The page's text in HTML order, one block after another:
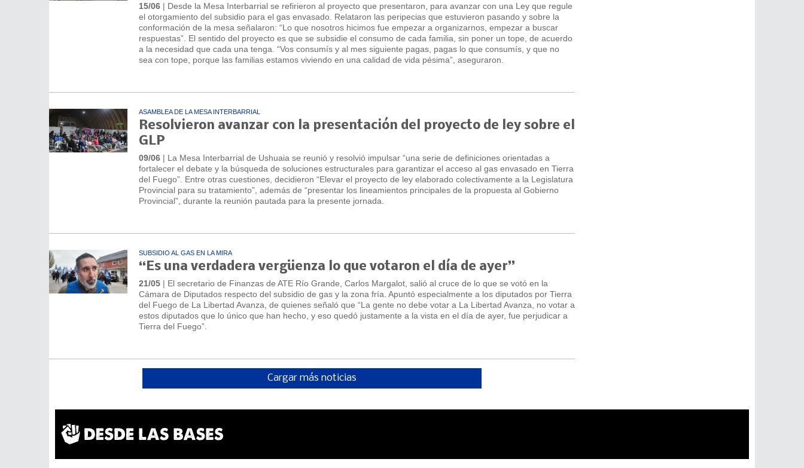
15/06| Desde la Mesa Interbarrial se refirieron al proyecto que presentaron, para avanzar con una Ley que regule
el otorgamiento del subsidio para el gas envasado. Relataron las peripecias que estuvieron pasando y sobre la
conformación de la mesa señalaron: “Lo que nosotros hicimos fue empezar a organizarnos, empezar a buscar
respuestas”. El sentido del proyecto es que se subsidie el consumo de cada familia, sin poner un tope, de acuerdo
a la necesidad que cada una tenga. “Vos consumís y al mes siguiente pagas, pagas lo que consumís, y que no
sea con tope, porque las familias estamos viviendo en una calidad de vida pésima”, aseguraron.
ASAMBLEA DE LA MESA INTERBARRIAL
Resolvieron avanzar con la presentación del proyecto de ley sobre el
GLP
09/06| La Mesa Interbarrial de Ushuaia se reunió y resolvió impulsar “una serie de definiciones orientadas a
fortalecer el debate y la búsqueda de soluciones estructurales para garantizar el acceso al gas envasado en Tierra
del Fuego”. Entre otras cuestiones, decidieron “Elevar el proyecto de ley elaborado colectivamente a la Legislatura
Provincial para su tratamiento”, además de “presentar los lineamientos principales de la propuesta al Gobierno
Provincial”, durante la reunión pautada para la presente jornada.
SUBSIDIO AL GAS EN LA MIRA
“Es una verdadera vergüenza lo que votaron el día de ayer”
21/05| El secretario de Finanzas de ATE Río Grande, Carlos Margalot, salió al cruce de lo que se votó en la
Cámara de Diputados respecto del subsidio de gas y la zona fría. Apuntó especialmente a los diputados por Tierra
del Fuego de La Libertad Avanza, de quienes señaló que “La gente no debe votar a La Libertad Avanza, no votar a
estos diputados que lo único que han hecho, y eso quedó justamente a la vista en el día de ayer, fue perjudicar a
Tierra del Fuego”.
Cargar más noticias